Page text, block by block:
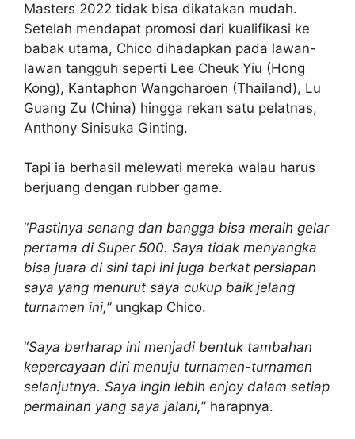
Masters 2022 tidak bisa dikatakan mudah.
Setelah mendapat promosi dari kualifikasi ke
babak utama, Chico dihadapkan pada lawan-
lawan tangguh seperti Lee Cheuk Yiu (Hong
Kong), Kantaphon Wangcharoen (Thailand), Lu
Guang Zu (China) hingga rekan satu pelatnas,
Anthony Sinisuka Ginting.
Tapi ia berhasil melewati mereka walau harus
berjuang dengan rubber game.
“Pastinya senang dan bangga bisa meraih gelar
pertama di Super 500. Saya tidak menyangka
bisa juara di sini tapi ini juga berkat persiapan
saya yang menurut saya cukup baik jelang
turnamen ini,” ungkap Chico.
“Saya berharap ini menjadi bentuk tambahan
kepercayaan diri menuju turnamen-turnamen
selanjutnya. Saya ingin lebih enjoy dalam setiap
permainan yang saya jalani,” harapnya.